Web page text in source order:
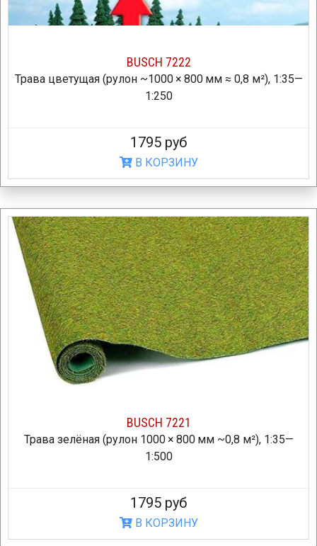
BUSCH 7222
Трава цветущая (рулон ~1000 × 800 мм ≈ 0,8 м²), 1:35—
1:250
1795 руб
В КОРЗИНУ
BUSCH 7221
Трава зелёная (рулон 1000 × 800 мм ~0,8 м²), 1:35—
1:500
1795 руб
В КОРЗИНУ